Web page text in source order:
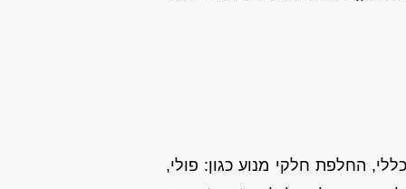
החלפת חלקי מנוע כגון: פולי,